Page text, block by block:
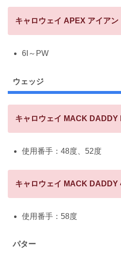
キャロウェイ APEX アイアン
6I～PW
ウェッジ
キャロウェイ MACK DADDY
使用番手：48度、52度
キャロウェイ MACK DADDY
使用番手：58度
パター